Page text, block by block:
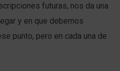
futuras, nos da una
y en que debemos
punto, pero en cada una de